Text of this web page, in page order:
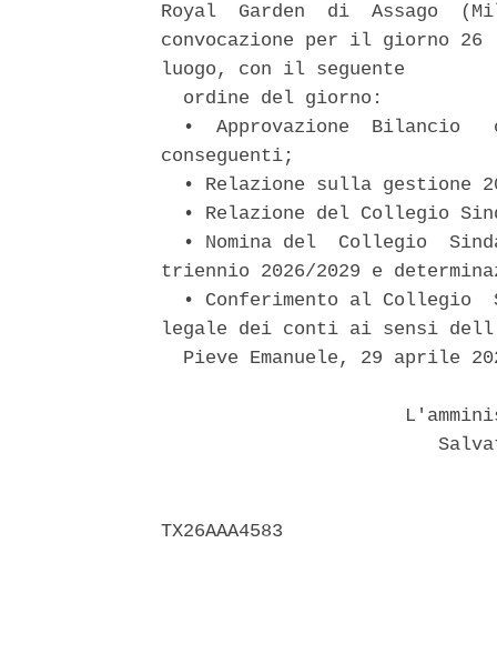
Royal  Garden  di  Assago
convocazione per il giorno
luogo, con il seguente
  ordine del giorno:
•  Approvazione  Bilancio
conseguenti;
• Relazione sulla gestione
• Relazione del Collegio
• Nomina del  Collegio
triennio 2026/2029 e
• Conferimento al Collegio
legale dei conti ai sensi
Pieve Emanuele, 29 aprile